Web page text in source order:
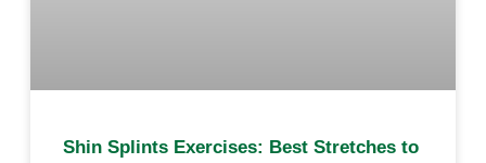
Shin Splints Exercises: Best Stretches to